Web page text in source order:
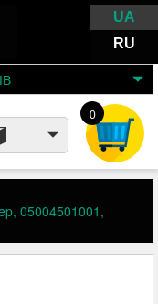
UA
RU
0
05004501001,